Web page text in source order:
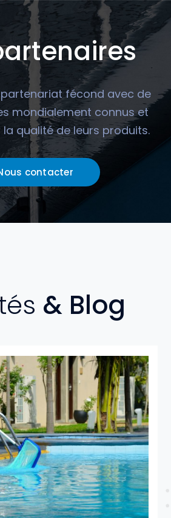
partenariat fécond avec de
mondialement connus et
qualité de leurs produits.
contacter
& Blog